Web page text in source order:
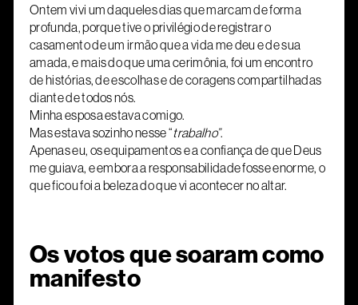
Ontem vivi um daqueles dias que marcam de forma
profunda, porque tive o privilégio de registrar o
casamento de um irmão que a vida me deu e de sua
amada, e mais do que uma cerimônia, foi um encontro
de histórias, de escolhas e de coragens compartilhadas
diante de todos nós.
Minha esposa estava comigo.
Mas estava sozinho nesse “trabalho”.
Apenas eu, os equipamentos e a confiança de que Deus
me guiava, e embora a responsabilidade fosse enorme, o
que ficou foi a beleza do que vi acontecer no altar.
Os votos que soaram como
manifesto